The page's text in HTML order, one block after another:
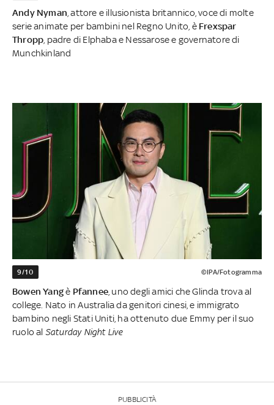
Andy Nyman, attore e illusionista britannico, voce di molte
serie animate per bambini nel Regno Unito, è Frexspar
Thropp, padre di Elphaba e Nessarose e governatore di
Munchkinland
9/10 ©IPA/Fotogramma
Bowen Yangè Pfannee, uno degli amici che Glinda trova al
college. Nato in Australia da genitori cinesi, e immigrato
bambino negli Stati Uniti, ha ottenuto due Emmy per il suo
ruolo al Saturday Night Live
PUBBLICITÀ